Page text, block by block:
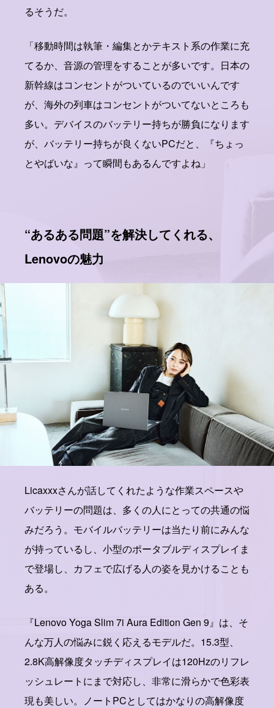
るそうだ。
「移動時間は執筆・編集とかテキスト系の作業に充
てるか、音源の管理をすることが多いです。日本の
新幹線はコンセントがついているのでいいんです
が、海外の列車はコンセントがついてないところも
多い。デバイスのバッテリー持ちが勝負になります
が、バッテリー持ちが良くないPCだと、『ちょっ
とやばいな』って瞬間もあるんですよね」
“あるある問題”を解決してくれる、
Lenovoの魅力
Licaxxxさんが話してくれたような作業スペースや
バッテリーの問題は、多くの人にとっての共通の悩
みだろう。モバイルバッテリーは当たり前にみんな
が持っているし、小型のポータブルディスプレイま
で登場し、カフェで広げる人の姿を見かけることも
ある。
『Lenovo Yoga Slim 7i Aura Edition Gen 9』は、そ
んな万人の悩みに鋭く応えるモデルだ。15.3型、
2.8K高解像度タッチディスプレイは120Hzのリフレ
ッシュレートにまで対応し、非常に滑らかで色彩表
現も美しい。ノートPCとしてはかなりの高解像度